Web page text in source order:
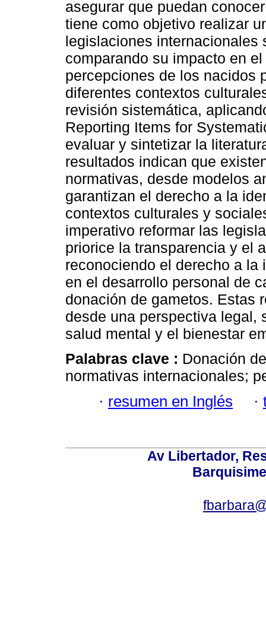
asegurar que puedan
tiene como objetivo realizar
legislaciones internacionales
comparando su impacto en
percepciones de los nacidos
diferentes contextos
revisión sistemática,
Reporting Items for
evaluar y sintetizar la
resultados indican que
normativas, desde modelos
garantizan el derecho a la
contextos culturales y
imperativo reformar las
priorice la transparencia y el
reconociendo el derecho a
en el desarrollo personal de
donación de gametos. Estas
desde una perspectiva legal,
salud mental y el bienestar
Palabras clave : Donación
normativas internacionales;
· resumen en Inglés ·
Av Libertador,